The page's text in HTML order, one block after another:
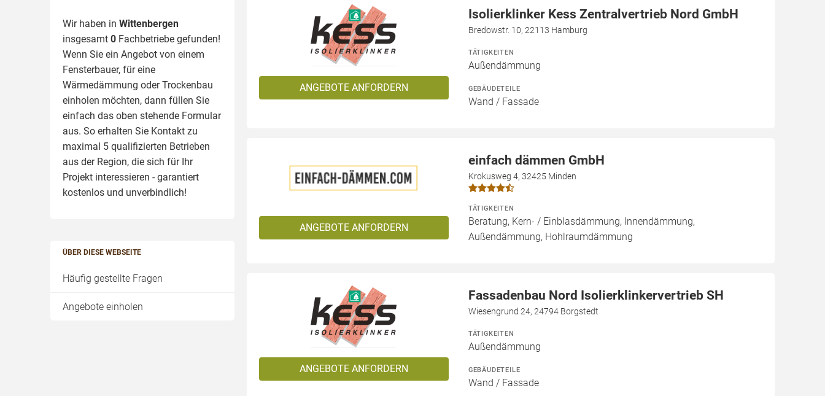
Wir haben in Wittenbergen
insgesamt 0 Fachbetriebe gefunden!
Wenn Sie ein Angebot von einem
Fensterbauer, für eine
Wärmedämmung oder Trockenbau
einholen möchten, dann füllen Sie
einfach das oben stehende Formular
aus. So erhalten Sie Kontakt zu
maximal 5 qualifizierten Betrieben
aus der Region, die sich für Ihr
Projekt interessieren - garantiert
kostenlos und unverbindlich!
ÜBER DIESE WEBSEITE
Häufig gestellte Fragen
Angebote einholen
ANGEBOTE ANFORDERN
Isolierklinker Kess Zentralvertrieb Nord GmbH
Bredowstr. 10, 22113 Hamburg
TÄTIGKEITEN
Außendämmung
GEBÄUDETEILE
Wand / Fassade
ANGEBOTE ANFORDERN
einfach dämmen GmbH
Krokusweg 4, 32425 Minden
TÄTIGKEITEN
Beratung, Kern- / Einblasdämmung, Innendämmung,
Außendämmung, Hohlraumdämmung
ANGEBOTE ANFORDERN
Fassadenbau Nord Isolierklinkervertrieb SH
Wiesengrund 24, 24794 Borgstedt
TÄTIGKEITEN
Außendämmung
GEBÄUDETEILE
Wand / Fassade